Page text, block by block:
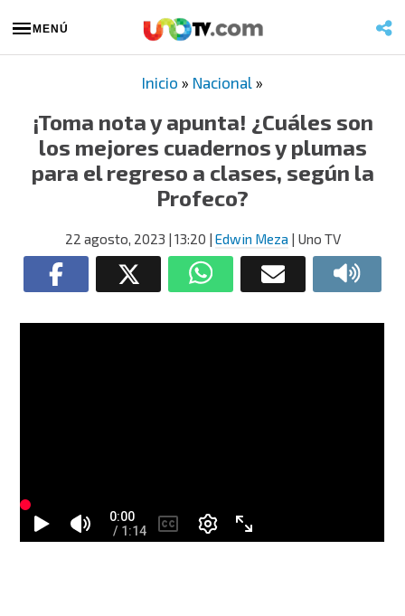
MENÚ
Inicio » Nacional »
¡Toma nota y apunta! ¿Cuáles son
los mejores cuadernos y plumas
para el regreso a clases, según la
Profeco?
22 agosto, 2023 | 13:20 | Edwin Meza | Uno TV